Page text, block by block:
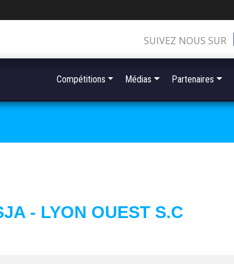
- LYON OUEST S.C
SUIVEZ NOUS SUR
Compétitions Médias Partenaires